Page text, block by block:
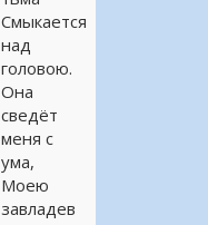
Смыкается
над
головою.
Она
сведёт
меня с
ума,
Моею
завладев